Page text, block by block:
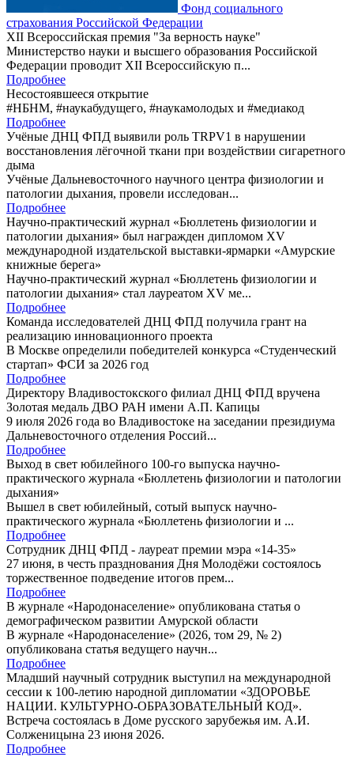
Фонд социального
страхования Российской Федерации
XII Всероссийская премия "За верность науке"
Министерство науки и высшего образования Российской
Федерации проводит XII Всероссийскую п...
Подробнее
Несостоявшееся открытие
#НБНМ, #наукабудущего, #наукамолодых и #медиакод
Подробнее
Учёные ДНЦ ФПД выявили роль TRPV1 в нарушении
восстановления лёгочной ткани при воздействии сигаретного
дыма
Учёные Дальневосточного научного центра физиологии и
патологии дыхания, провели исследован...
Подробнее
Научно-практический журнал «Бюллетень физиологии и
патологии дыхания» был награжден дипломом XV
международной издательской выставки-ярмарки «Амурские
книжные берега»
Научно-практический журнал «Бюллетень физиологии и
патологии дыхания» стал лауреатом XV ме...
Подробнее
Команда исследователей ДНЦ ФПД получила грант на
реализацию инновационного проекта
В Москве определили победителей конкурса «Студенческий
стартап» ФСИ за 2026 год
Подробнее
Директору Владивостокского филиал ДНЦ ФПД вручена
Золотая медаль ДВО РАН имени А.П. Капицы
9 июля 2026 года во Владивостоке на заседании президиума
Дальневосточного отделения Россий...
Подробнее
Выход в свет юбилейного 100-го выпуска научно-
практического журнала «Бюллетень физиологии и патологии
дыхания»
Вышел в свет юбилейный, сотый выпуск научно-
практического журнала «Бюллетень физиологии и ...
Подробнее
Сотрудник ДНЦ ФПД - лауреат премии мэра «14-35»
27 июня, в честь празднования Дня Молодёжи состоялось
торжественное подведение итогов прем...
Подробнее
В журнале «Народонаселение» опубликована статья о
демографическом развитии Амурской области
В журнале «Народонаселение» (2026, том 29, № 2)
опубликована статья ведущего научн...
Подробнее
Младший научный сотрудник выступил на международной
сессии к 100-летию народной дипломатии «ЗДОРОВЬЕ
НАЦИИ. КУЛЬТУРНО-ОБРАЗОВАТЕЛЬНЫЙ КОД».
Встреча состоялась в Доме русского зарубежья им. А.И.
Солженицына 23 июня 2026.
Подробнее